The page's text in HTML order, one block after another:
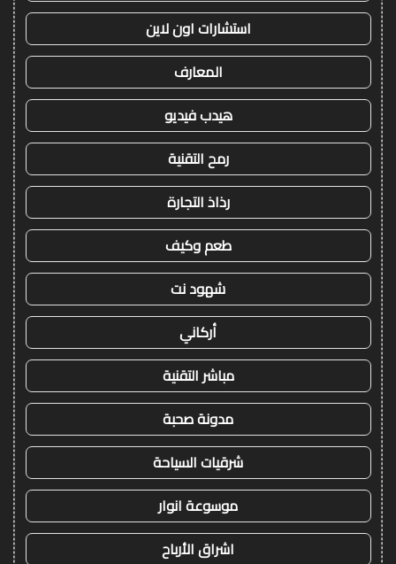
استشارات اون لاين
المعارف
هيدب فيديو
رمح التقنية
رذاذ التجارة
طعم وكيف
شهود نت
أركاني
مباشر التقنية
مدونة صحبة
شرقيات السياحة
موسوعة انوار
اشراق الأرباح